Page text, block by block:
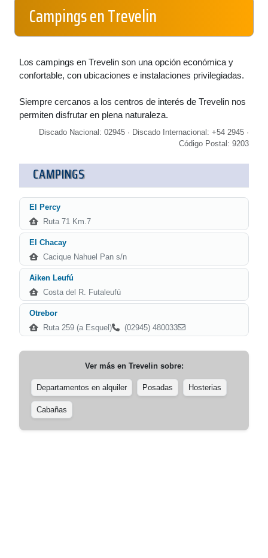
Campings en Trevelin
Los campings en Trevelin son una opción económica y
confortable, con ubicaciones e instalaciones privilegiadas.
Siempre cercanos a los centros de interés de Trevelin nos
permiten disfrutar en plena naturaleza.
Discado Nacional: 02945 · Discado Internacional: +54 2945 ·
Código Postal: 9203
CAMPINGS
El Percy
Ruta 71 Km.7
El Chacay
Cacique Nahuel Pan s/n
Aiken Leufú
Costa del R. Futaleufú
Otrebor
Ruta 259 (a Esquel)
(02945) 480033
Ver más en Trevelinsobre:
Departamentos en alquiler Posadas Hosterias
Cabañas